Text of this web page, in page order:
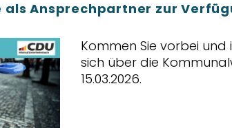
Ansprechpartner zur
Kommen Sie vorbei und
sich über die
15.03.2026.